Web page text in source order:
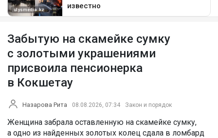
Забытую на скамейке сумку
с золотыми украшениями
присвоила пенсионерка
в Кокшетау
Назарова Рита 08.08.2026, 07:34 Закон и порядок
Женщина забрала оставленную на скамейке сумку,
а одно из найденных золотых колец сдала в ломбард